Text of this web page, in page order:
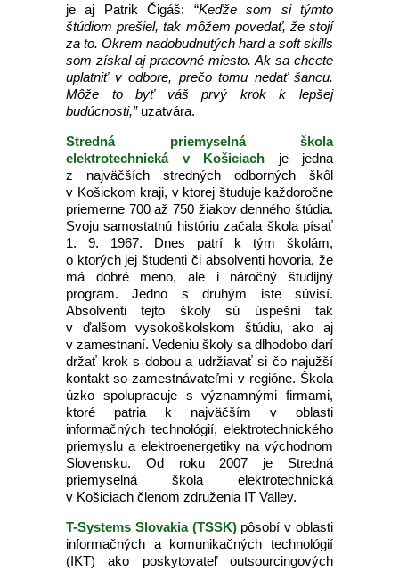
je aj Patrik Čigáš: “Keďže som si týmto
štúdiom prešiel, tak môžem povedať, že stojí
za to. Okrem nadobudnutých hard a soft skills
som získal aj pracovné miesto. Ak sa chcete
uplatniť v odbore, prečo tomu nedať šancu.
Môže to byť váš prvý krok k lepšej
budúcnosti,”uzatvára.
Stredná priemyselná škola
elektrotechnická v Košiciach je jedna
z najväčších stredných odborných škôl
v Košickom kraji, v ktorej študuje každoročne
priemerne 700 až 750 žiakov denného štúdia.
Svoju samostatnú históriu začala škola písať
1. 9. 1967. Dnes patrí k tým školám,
o ktorých jej študenti či absolventi hovoria, že
má dobré meno, ale i náročný študijný
program. Jedno s druhým iste súvisí.
Absolventi tejto školy sú úspešní tak
v ďalšom vysokoškolskom štúdiu, ako aj
v zamestnaní. Vedeniu školy sa dlhodobo darí
držať krok s dobou a udržiavať si čo najužší
kontakt so zamestnávateľmi v regióne. Škola
úzko spolupracuje s významnými firmami,
ktoré patria k najväčším v oblasti
informačných technológií, elektrotechnického
priemyslu a elektroenergetiky na východnom
Slovensku. Od roku 2007 je Stredná
priemyselná škola elektrotechnická
v Košiciach členom združenia IT Valley.
T-Systems Slovakia (TSSK)pôsobí v oblasti
informačných a komunikačných technológií
(IKT) ako poskytovateľ outsourcingových